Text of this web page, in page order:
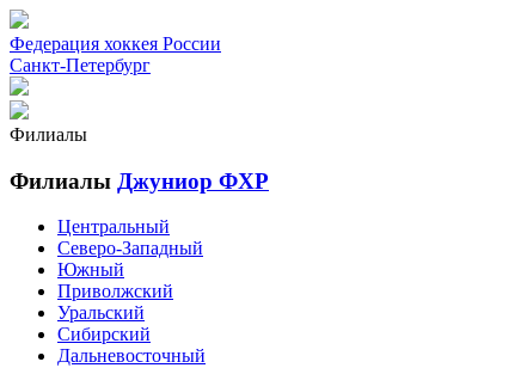
Федерация хоккея России
Санкт-Петербург
Филиалы
Филиалы Джуниор ФХР
Центральный
Северо-Западный
Южный
Приволжский
Уральский
Сибирский
Дальневосточный